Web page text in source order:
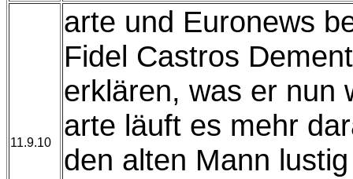
11.9.10
arte und Euronews
Fidel Castros
erklären, was er nun
arte läuft es mehr
den alten Mann